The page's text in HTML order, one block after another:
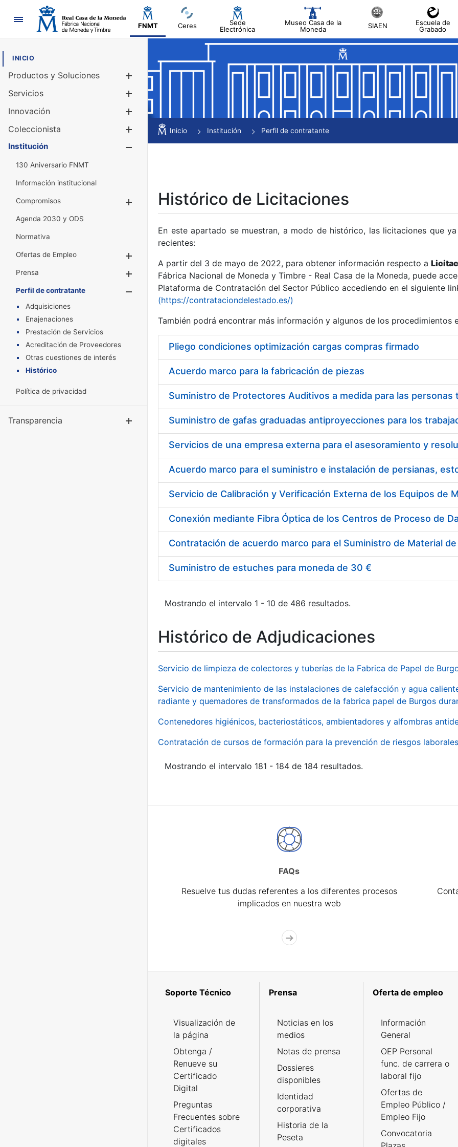
Navegación
FNMT Ceres
Sede
Electrónica
Museo Casa de la
Moneda
SIAEN
Escuela de
Grabado
INICIO
Productos y Soluciones
Mostrar/Ocultar
Servicios
Innovación
Coleccionista
Mostrar/Ocultar
Institución
130 Aniversario FNMT
Información institucional
Compromisos
Mostrar/Ocultar
Agenda 2030 y ODS
Normativa
Ofertas de Empleo
Prensa
Mostrar/Ocultar
Perfil de contratante
Mostrar/Ocultar
Adquisiciones
Enajenaciones
Prestación de Servicios
Acreditación de Proveedores
Otras cuestiones de interés
Histórico
Política de privacidad
Transparencia Mostrar/Ocultar
Inicio Institución Perfil de contratante
Histórico de Licitaciones
En este apartado se muestran, a modo de histórico, las licitaciones que
recientes:
A partir del 3 de mayo de 2022, para obtener información respecto a
Fábrica Nacional de Moneda y Timbre - Real Casa de la Moneda, puede
Plataforma de Contratación del Sector Público accediendo en el siguiente
(https://contrataciondelestado.es/)
También podrá encontrar más información y algunos de los procedimientos
Pliego condiciones optimización cargas compras firmado
Acuerdo marco para la fabricación de piezas
Acuerdo marco para el suministro e instalación de persianas,
Suministro de estuches para moneda de 30 €
Mostrando el intervalo 1 - 10 de 486 resultados.
Histórico de Adjudicaciones
Servicio de limpieza de colectores y tuberías de la Fabrica de Papel de
Servicio de mantenimiento de las instalaciones de calefacción y agua
radiante y quemadores de transformados de la fabrica papel de Burgos
Contenedores higiénicos, bacteriostáticos, ambientadores y alfombras
Contratación de cursos de formación para la prevención de riesgos laborales
Mostrando el intervalo 181 - 184 de 184 resultados.
FAQs
Resuelve tus dudas referentes a los diferentes procesos
implicados en nuestra web
Soporte Técnico
Visualización de
la página
Obtenga /
Renueve su
Certificado
Digital
Preguntas
Frecuentes sobre
Certificados
digitales
Prensa
Noticias en los
medios
Notas de prensa
Dossieres
disponibles
Identidad
corporativa
Historia de la
Peseta
Oferta de empleo
Información
General
OEP Personal
func. de carrera o
laboral fijo
Ofertas de
Empleo Público /
Empleo Fijo
Convocatoria